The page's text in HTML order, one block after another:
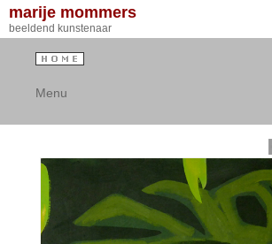
marije mommers
beeldend kunstenaar
Menu